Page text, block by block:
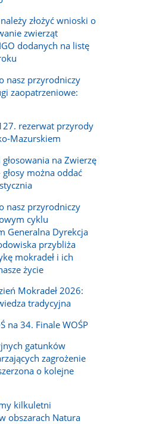
złożyć wnioski o
zwierząt
dodanych na listę
nasz przyrodniczy
zaopatrzeniowe:
127. rezerwat przyrody
Mazurskiem
na Zwierzę
można oddać
nasz przyrodniczy
cyklu
Generalna Dyrekcja
przybliża
mokradeł i ich
życie
Mokradeł 2026:
tradycyjna
na 34. Finale WOŚP
gatunków
zagrożenie
o kolejne
kilkuletni
obszarach Natura